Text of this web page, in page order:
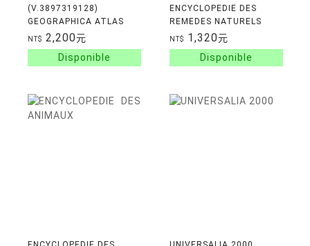
(V.3897319128)
GEOGRAPHICA ATLAS
MONDIAL ILLUSTRE
NT$ 2,200元
ENCYCLOPEDIE DES
REMEDES NATURELS
NT$ 1,320元